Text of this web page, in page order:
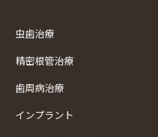
虫歯治療
精密根管治療
歯周病治療
インプラント